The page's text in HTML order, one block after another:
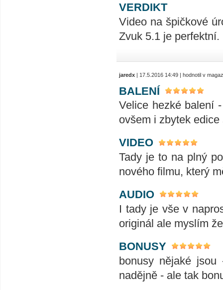
VERDIKT
Video na špičkové
Zvuk 5.1 je
jaredx | 17.5.2016 14:49 | hodnotil v
BALENÍ
Velice hezké balení
ovšem i zbytek
VIDEO
Tady je to na plný
nového filmu, který
AUDIO
I tady je vše v
originál ale myslím
BONUSY
bonusy nějaké
nadějně - ale tak